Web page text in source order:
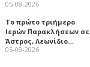
05-08-2026
Το πρώτο τριήμερο
Ιερών Παρακλήσεων σε
Άστρος, Λεωνίδιο…
05-08-2026